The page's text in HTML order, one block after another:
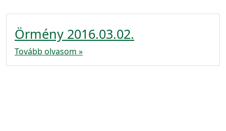
Örmény 2016.03.02.
Tovább olvasom »